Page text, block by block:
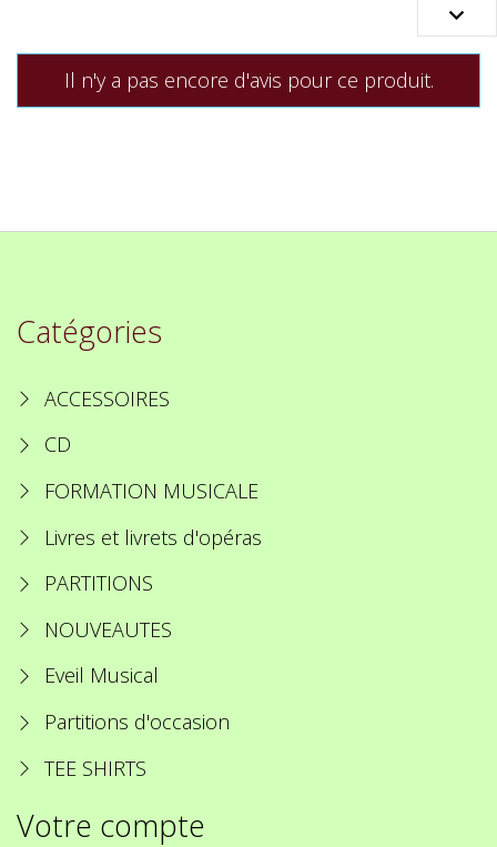

Il n'y a pas encore d'avis pour ce produit.
Catégories
ACCESSOIRES
CD
FORMATION MUSICALE
Livres et livrets d'opéras
PARTITIONS
NOUVEAUTES
Eveil Musical
Partitions d'occasion
TEE SHIRTS
Votre compte